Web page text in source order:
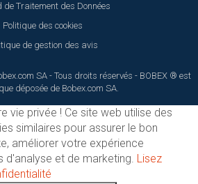
de Traitement des Données
Politique des cookies
de gestion des avis
SA - Tous droits réservés - BOBEX ® est
déposée de Bobex.com SA.
vie privée ! Ce site web utilise des
similaires pour assurer le bon
améliorer votre expérience
d'analyse et de marketing. Lisez